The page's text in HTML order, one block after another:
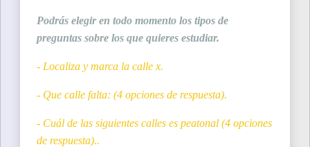
Podrás elegir en todo momento los tipos de
preguntas sobre los que quieres estudiar.
- Localiza y marca la calle x.
- Que calle falta: (4 opciones de respuesta).
- Cuál de las siguientes calles es peatonal (4 opciones
de respuesta)..